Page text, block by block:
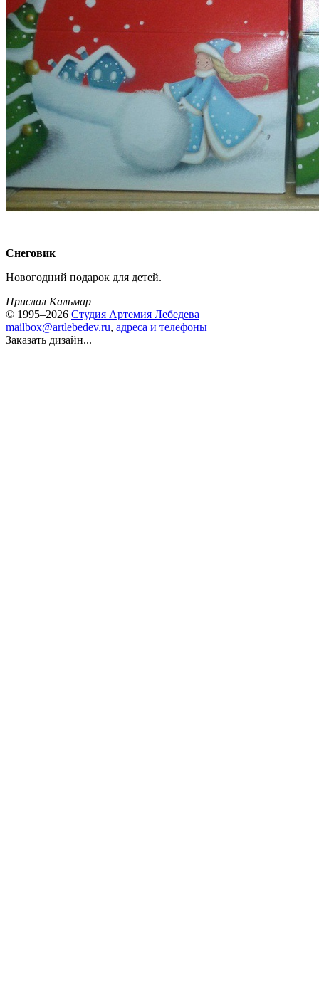
Снеговик
Новогодний подарок для детей.
Прислал Кальмар
© 1995–2026 Студия Артемия Лебедева
mailbox@artlebedev.ru, адреса и телефоны
Заказать дизайн...